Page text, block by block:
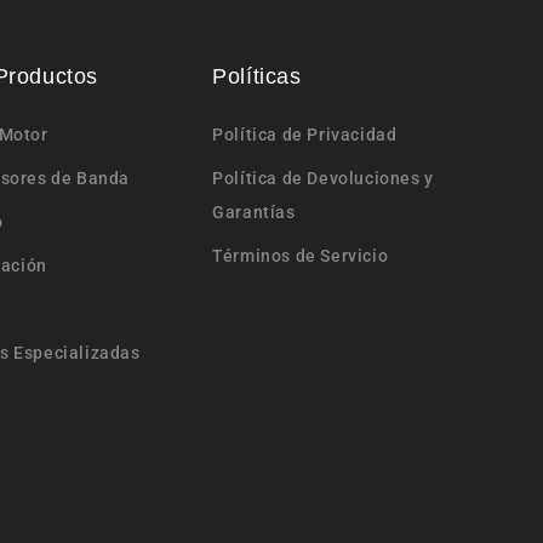
de Banda
Especializadas
Políticas
Política de Privacidad
Política de Devoluciones y
Garantías
Términos de Servicio